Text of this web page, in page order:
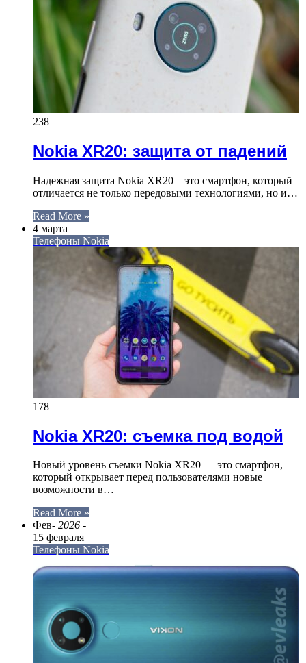
238
Nokia XR20: защита от падений
Надежная защита Nokia XR20 – это смартфон, который
отличается не только передовыми технологиями, но и…
Read More »
4 марта
Телефоны Nokia
178
Nokia XR20: съемка под водой
Новый уровень съемки Nokia XR20 — это смартфон,
который открывает перед пользователями новые
возможности в…
Read More »
Фев- 2026 -
15 февраля
Телефоны Nokia